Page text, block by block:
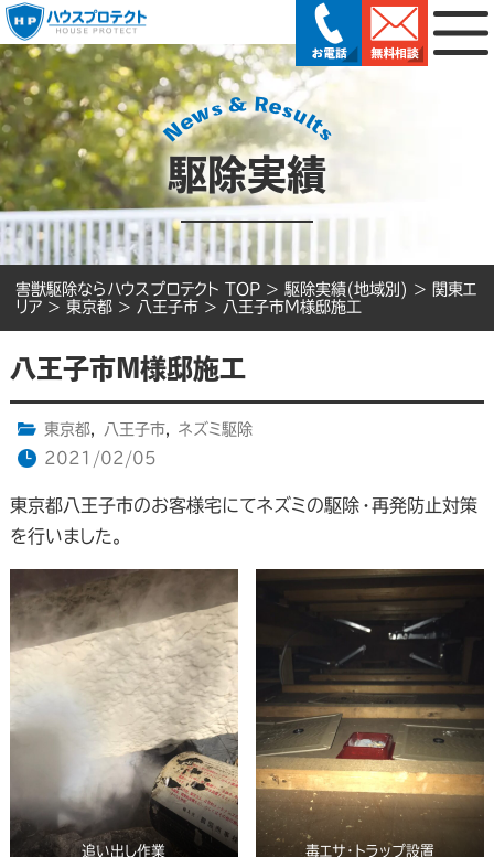
駆除実績
害獣駆除ならハウスプロテクト TOP > 駆除実績(地域別) > 関東エ
リア > 東京都 > 八王子市 > 八王子市M様邸施工
八王子市M様邸施工
東京都, 八王子市,
ネズミ駆除
2021/02/05
東京都八王子市のお客様宅にてネズミの駆除・再発防止対策
を行いました。
追い出し作業 毒エサ・トラップ設置